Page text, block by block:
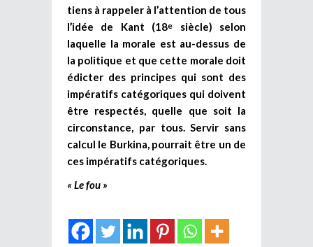
tiens à rappeler à l’attention de tous
l’idée de Kant (18e
siècle) selon
laquelle la morale est au-dessus de
la politique et que cette morale doit
édicter des principes qui sont des
impératifs catégoriques qui doivent
être respectés, quelle que soit la
circonstance, par tous. Servir sans
calcul le Burkina, pourrait être un de
ces impératifs catégoriques.
« Le fou »